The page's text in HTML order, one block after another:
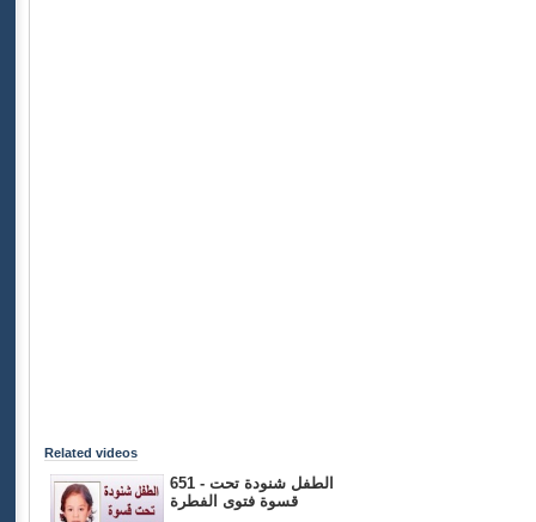
Related videos
651 - الطفل شنودة تحت
قسوة فتوى الفطرة